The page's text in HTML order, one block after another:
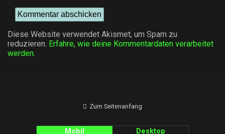
Diese Website verwendet Akismet, um Spam zu
reduzieren. Erfahre, wie deine Kommentardaten verarbeitet
werden.
Zum Seitenanfang
Mobil Desktop